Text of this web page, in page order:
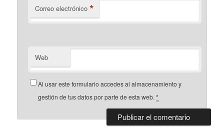
Correo electrónico *
Web
Al usar este formulario accedes al almacenamiento y
gestión de tus datos por parte de esta web.*